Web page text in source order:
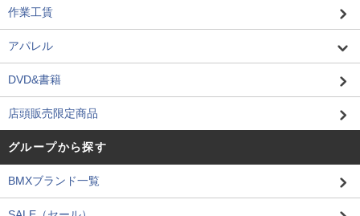
作業工賃
アパレル
DVD&書籍
店頭販売限定商品
グループから探す
BMXブランド一覧